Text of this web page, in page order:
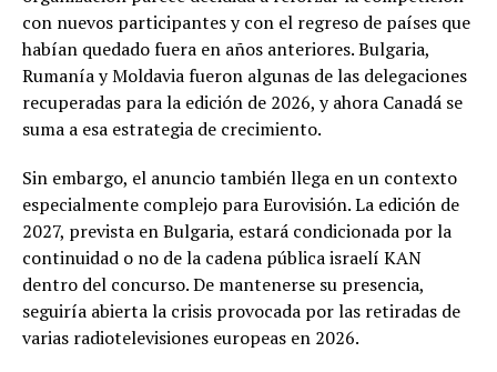
con nuevos participantes y con el regreso de países que
habían quedado fuera en años anteriores. Bulgaria,
Rumanía y Moldavia fueron algunas de las delegaciones
recuperadas para la edición de 2026, y ahora Canadá se
suma a esa estrategia de crecimiento.
Sin embargo, el anuncio también llega en un contexto
especialmente complejo para Eurovisión. La edición de
2027, prevista en Bulgaria, estará condicionada por la
continuidad o no de la cadena pública israelí KAN
dentro del concurso. De mantenerse su presencia,
seguiría abierta la crisis provocada por las retiradas de
varias radiotelevisiones europeas en 2026.